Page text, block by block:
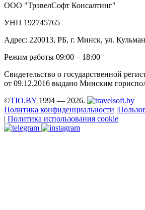
ООО "ТрэвелСофт Консалтинг"
УНП 192745765
Адрес: 220013, РБ, г. Минск, ул.
Режим работы 09:00 – 18:00
Свидетельство о государственной
от 09.12.2016 выдано Минским
©TIO.BY 1994 — 2026.
Политика конфиденциальности |
| Политика использования cookie